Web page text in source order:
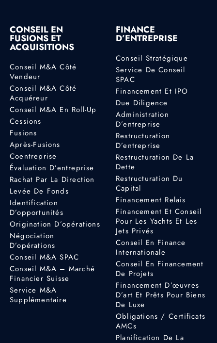
CONSEIL EN
FUSIONS ET
ACQUISITIONS
Conseil M&A Côté
Vendeur
Conseil M&A Côté
Acquéreur
Conseil M&A En Roll-Up
Cessions
Fusions
Après-Fusions
Coentreprise
Évaluation D’entreprise
Rachat Par La Direction
Levée De Fonds
Identification
D’opportunités
Origination D’opérations
Négociation
D’opérations
Conseil M&A SPAC
Conseil M&A – Marché
Financier Suisse
Service M&A
Supplémentaire
FINANCE
D’ENTREPRISE
Conseil Stratégique
Service De Conseil
SPAC
Financement Et IPO
Due Diligence
Administration
D’entreprise
Restructuration
D’entreprise
Restructuration De La
Dette
Restructuration Du
Capital
Financement Relais
Financement Et Conseil
Pour Les Yachts Et Les
Jets Privés
Conseil En Finance
Internationale
Conseil En Financement
De Projets
Financement D’œuvres
D’art Et Prêts Pour Biens
De Luxe
Obligations / Certificats
AMCs
Planification De La